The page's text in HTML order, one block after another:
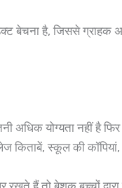
बेचना है, जिससे
अधिक योग्यता नहीं है
किताबें, स्कूल की